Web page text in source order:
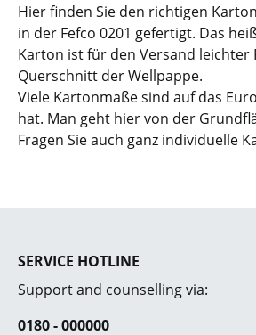
Hier finden Sie den richtigen
in der Fefco 0201 gefertigt. Das
Karton ist für den Versand leichter
Querschnitt der Wellpappe.
Viele Kartonmaße sind auf das
hat. Man geht hier von der
Fragen Sie auch ganz individuelle
SERVICE HOTLINE
Support and counselling via:
0180 - 000000